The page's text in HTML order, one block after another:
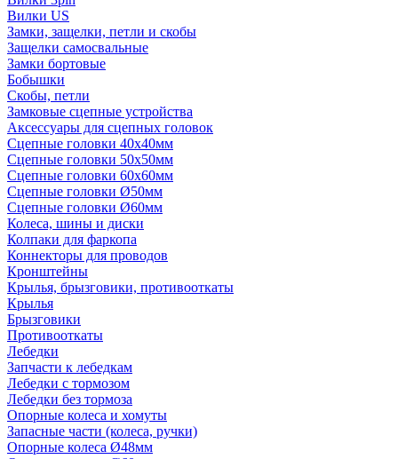
Вилки US
Замки, защелки, петли и скобы
Защелки самосвальные
Замки бортовые
Бобышки
Скобы, петли
Замковые сцепные устройства
Аксессуары для сцепных головок
Сцепные головки 40x40мм
Сцепные головки 50x50мм
Сцепные головки 60x60мм
Сцепные головки Ø50мм
Сцепные головки Ø60мм
Колеса, шины и диски
Колпаки для фаркопа
Коннекторы для проводов
Кронштейны
Крылья, брызговики, противооткаты
Крылья
Брызговики
Противооткаты
Лебедки
Запчасти к лебедкам
Лебедки с тормозом
Лебедки без тормоза
Опорные колеса и хомуты
Запасные части (колеса, ручки)
Опорные колеса Ø48мм